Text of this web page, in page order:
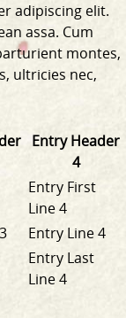
adipiscing elit.
assa. Cum
montes,
ultricies nec,
Entry Header
4
Entry First
Line 4
Entry Line 4
Entry Last
Line 4